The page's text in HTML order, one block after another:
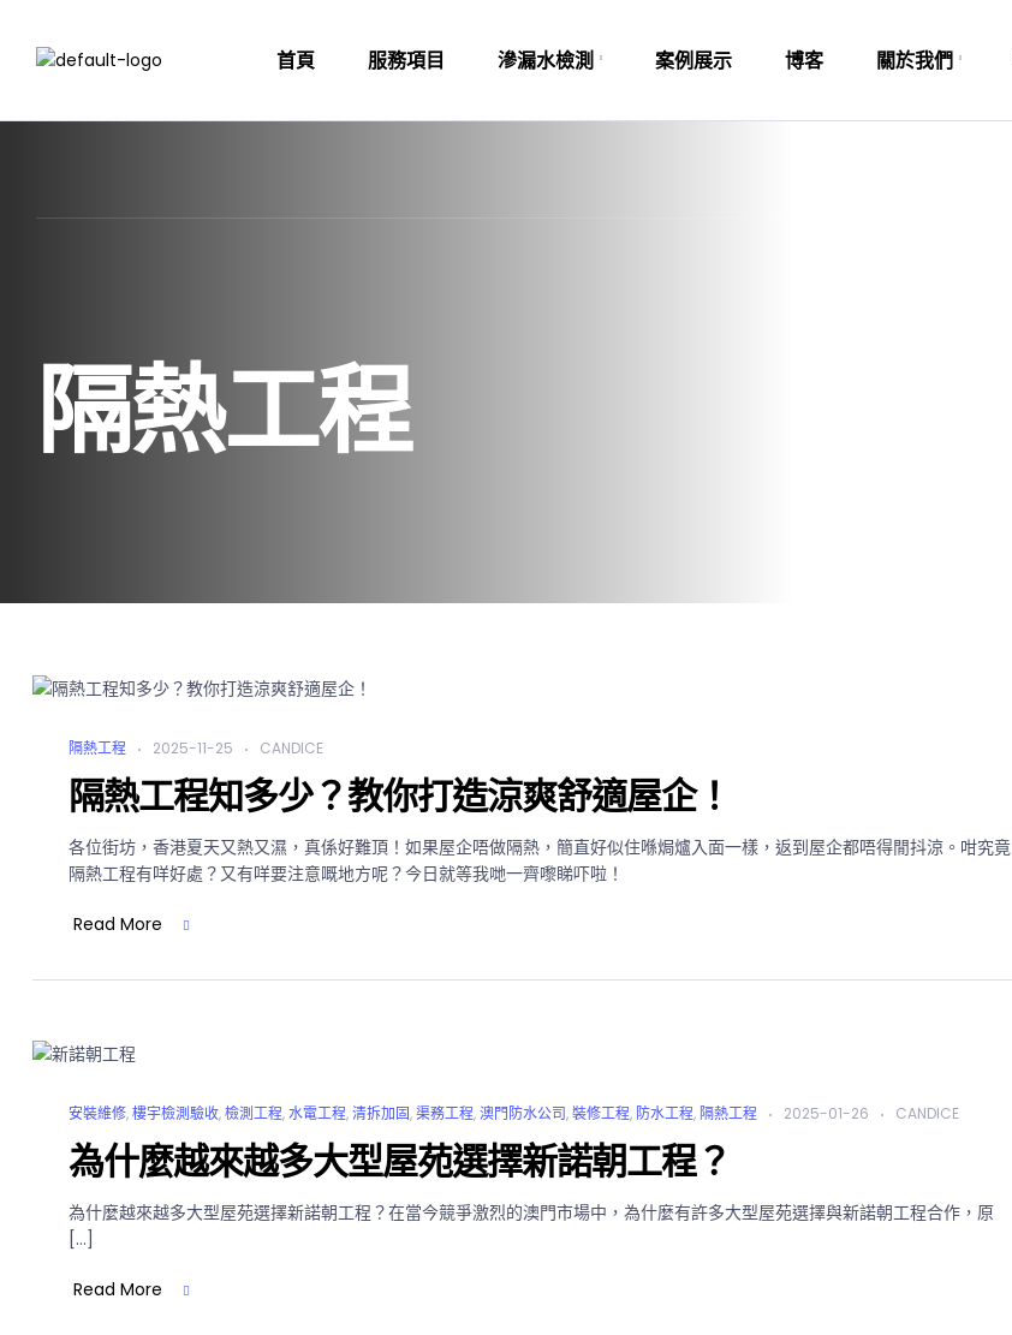
首頁 服務項目 滲漏水檢測 案例展示 博客 關於我們
隔熱工程
隔熱工程 2025-11-25 CANDICE
隔熱工程知多少？教你打造涼爽舒適屋企！
各位街坊，香港夏天又熱又濕，真係好難頂！如果屋企唔做隔熱，簡直好似住喺焗爐入面一樣，返到屋企都唔得閒抖涼。咁究竟
隔熱工程有咩好處？又有咩要注意嘅地方呢？今日就等我哋一齊嚟睇吓啦！
Read More
安裝維修,樓宇檢測驗收,檢測工程,水電工程,清拆加固,渠務工程,澳門防水公司,裝修工程, 防水工程, 隔熱工程 2025-01-26 CANDICE
為什麼越來越多大型屋苑選擇新諾朝工程？
為什麼越來越多大型屋苑選擇新諾朝工程？在當今競爭激烈的澳門市場中，為什麼有許多大型屋苑選擇與新諾朝工程合作，原
[…]
Read More